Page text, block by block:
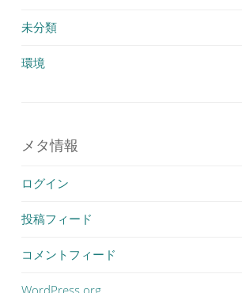
未分類
環境
メタ情報
ログイン
投稿フィード
コメントフィード
WordPress.org